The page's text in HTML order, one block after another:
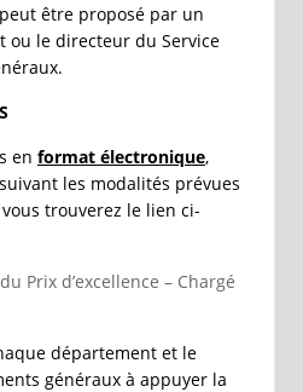
être proposé par un
ou le directeur du Service
en format électronique,
les modalités prévues
trouverez le lien ci-
Prix d’excellence – Chargé
département et le
généraux à appuyer la